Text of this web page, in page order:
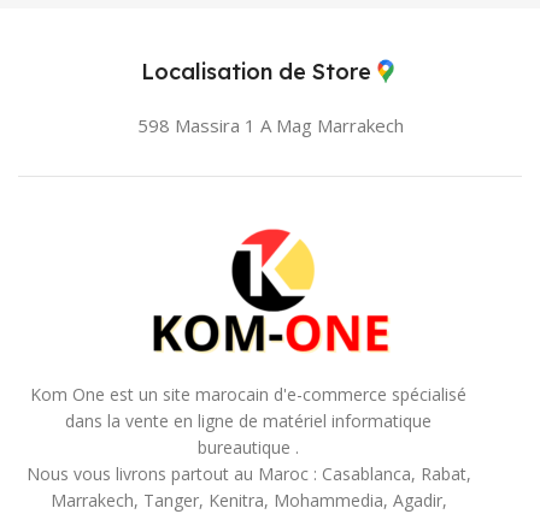
Localisation de Store
598 Massira 1 A Mag Marrakech
Kom One est un site marocain d'e-commerce spécialisé
dans la vente en ligne de matériel informatique
bureautique .
Nous vous livrons partout au Maroc : Casablanca, Rabat,
Marrakech, Tanger, Kenitra, Mohammedia, Agadir,